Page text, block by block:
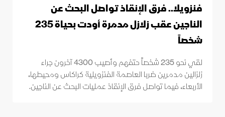
فنزويلا.. فرق الإنقاذ تواصل البحث عن
الناجين عقب زلازل مدمرة أودت بحياة 235
شخصاً
لقي نحو 235 شخصاً حتفهم وأصيب 4300 آخرون جراء
زلزالين مدمرين ضربا العاصمة الفنزويلية كراكاس ومحيطها،
الأربعاء، فيما تواصل فرق الإنقاذ عمليات البحث عن الناجين.